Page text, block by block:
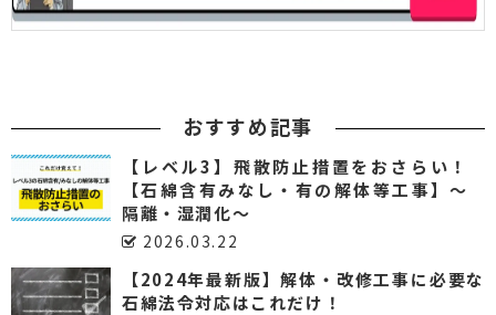
おすすめ記事
【レベル3】飛散防止措置をおさらい！
【石綿含有みなし・有の解体等工事】～
隔離・湿潤化～
2026.03.22
【2024年最新版】解体・改修工事に必要な
石綿法令対応はこれだけ！